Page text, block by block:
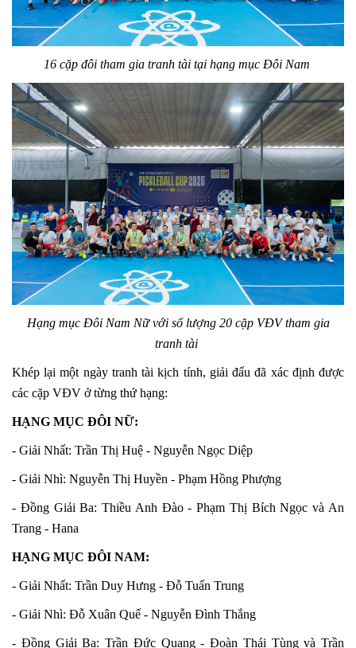
16 cặp đôi tham gia tranh tài tại hạng mục Đôi Nam
Hạng mục Đôi Nam Nữ với số lượng 20 cặp VĐV tham gia
tranh tài
Khép lại một ngày tranh tài kịch tính, giải đấu đã xác định được
các cặp VĐV ở từng thứ hạng:
HẠNG MỤC ĐÔI NỮ:
- Giải Nhất: Trần Thị Huệ - Nguyễn Ngọc Diệp
- Giải Nhì: Nguyễn Thị Huyền - Phạm Hồng Phượng
- Đồng Giải Ba: Thiều Anh Đào - Phạm Thị Bích Ngọc và An
Trang - Hana
HẠNG MỤC ĐÔI NAM:
- Giải Nhất: Trần Duy Hưng - Đỗ Tuấn Trung
- Giải Nhì: Đỗ Xuân Quế - Nguyễn Đình Thắng
- Đồng Giải Ba: Trần Đức Quang - Đoàn Thái Tùng và Trần